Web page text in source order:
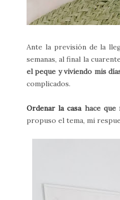
Ante la previsión de la
semanas, al final la
el peque y viviendo mis
complicados.
Ordenar la casahace que
propuso el tema, mi